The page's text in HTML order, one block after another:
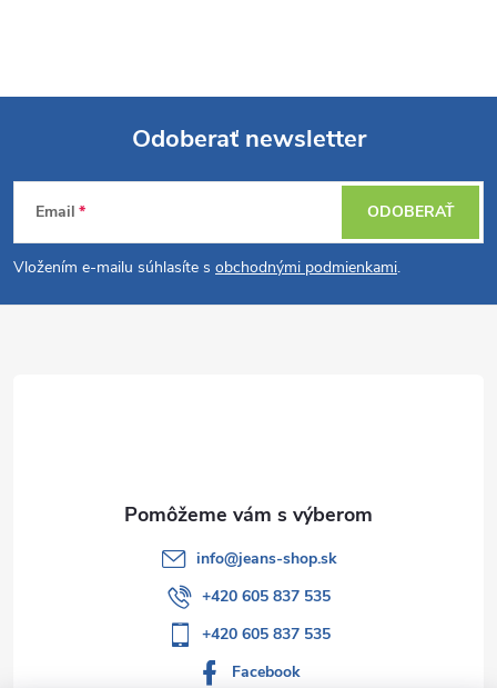
Z
á
p
Odoberať newsletter
Email
Vložením e-mailu súhlasíte s obchodnými podmienkami.
ODOBERAŤ
info@jeans-shop.sk
+420 605 837 535
+420 605 837 535
Facebook